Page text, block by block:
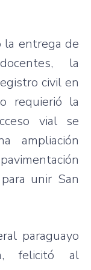
la entrega de
la
civil en
requierió la
vial se
ampliación
unir San
paraguayo
felicitó al